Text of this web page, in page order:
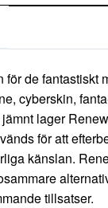
för de fantastiskt
cyberskin,
lager
för att
känslan.
tillsatser.